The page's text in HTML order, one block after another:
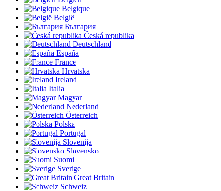
Belgique
België
България
Česká republika
Deutschland
España
France
Hrvatska
Ireland
Italia
Magyar
Nederland
Österreich
Polska
Portugal
Slovenija
Slovensko
Suomi
Sverige
Great Britain
Schweiz